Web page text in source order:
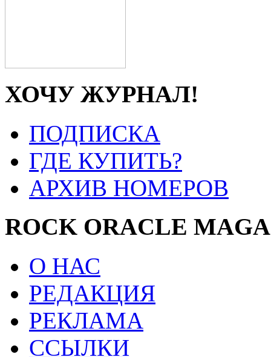
ХОЧУ ЖУРНАЛ!
ПОДПИСКА
ГДЕ КУПИТЬ?
АРХИВ НОМЕРОВ
ROCK ORACLE
О НАС
РЕДАКЦИЯ
РЕКЛАМА
ССЫЛКИ